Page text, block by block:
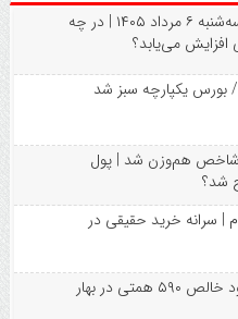
پیش‌بینی بازار سهام امروز سه‌شنبه ۶ مرداد ۱۴۰۵ | در چه
می‌یابد؟
بورس یکپارچه سبز شد
شاخص هم‌وزن شد | پول
شد؟
| سرانه خرید حقیقی در
در بهار